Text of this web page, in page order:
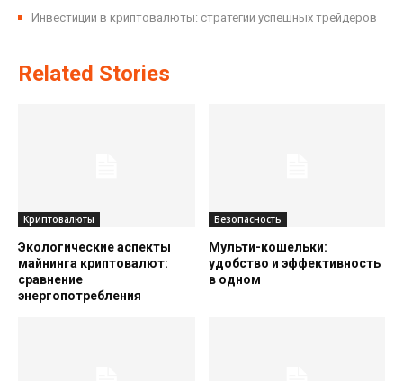
Инвестиции в криптовалюты: стратегии успешных трейдеров
Related Stories
Криптовалюты
Экологические аспекты
майнинга криптовалют:
сравнение
энергопотребления
Безопасность
Мульти-кошельки:
удобство и эффективность
в одном